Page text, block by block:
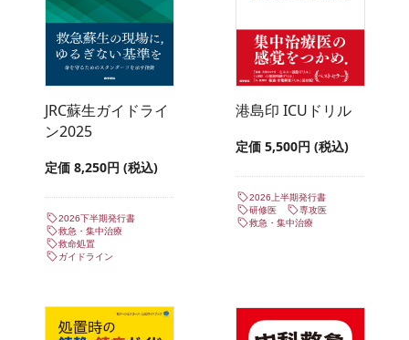
JRC蘇生ガイドライ
ン2025
定価 8,250円 (税込)
2026下半期発行書
救急・集中治療
救命処置
ガイドライン
港島印 ICUドリル
定価 5,500円 (税込)
2026上半期発行書
研修医
専攻医
救急・集中治療